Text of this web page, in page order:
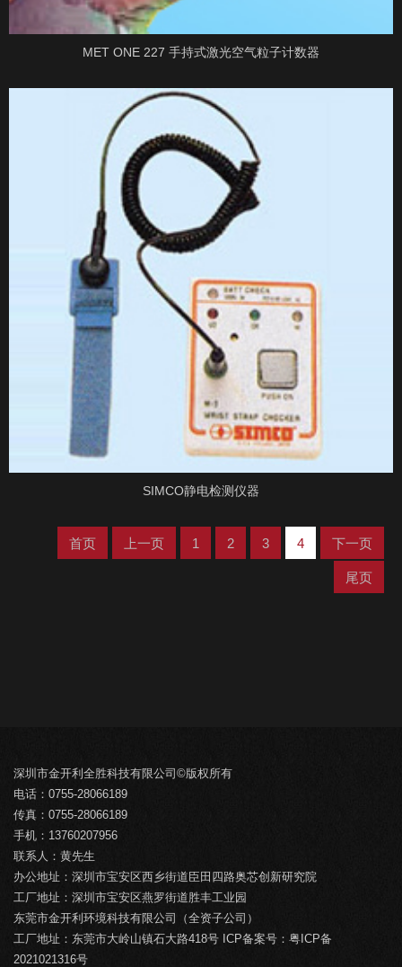
MET ONE 227 手持式激光空气粒子计数器
SIMCO静电检测仪器
首页 上一页 1 2 3 4 下一页
尾页
深圳市金开利全胜科技有限公司©版权所有
电话：0755-28066189
传真：0755-28066189
手机：13760207956
联系人：黄先生
办公地址：深圳市宝安区西乡街道臣田四路奥芯创新研究院
工厂地址：深圳市宝安区燕罗街道胜丰工业园
东莞市金开利环境科技有限公司（全资子公司）
工厂地址：东莞市大岭山镇石大路418号 ICP备案号： 粤ICP备
2021021316号